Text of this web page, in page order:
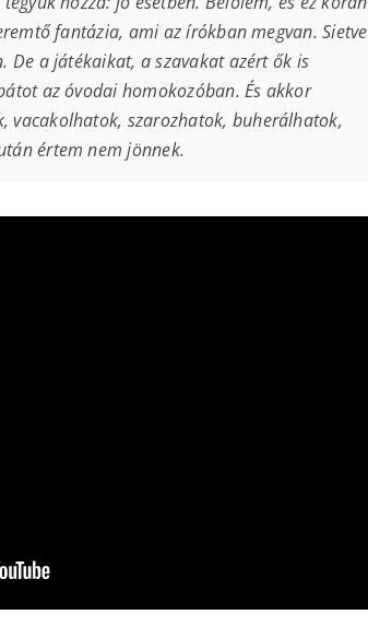
fantázia, ami az írókban megvan. Sietve
De a játékaikat, a szavakat azért ők is
az óvodai homokozóban. És akkor
vacakolhatok, szarozhatok, buherálhatok,
értem nem jönnek.